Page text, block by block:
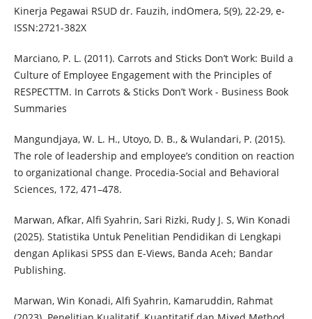
Kinerja Pegawai RSUD dr. Fauzih, indOmera, 5(9), 22-29, e-
ISSN:2721-382X
Marciano, P. L. (2011). Carrots and Sticks Don’t Work: Build a
Culture of Employee Engagement with the Principles of
RESPECTTM. In Carrots & Sticks Don’t Work - Business Book
Summaries
Mangundjaya, W. L. H., Utoyo, D. B., & Wulandari, P. (2015).
The role of leadership and employee’s condition on reaction
to organizational change. Procedia-Social and Behavioral
Sciences, 172, 471–478.
Marwan, Afkar, Alfi Syahrin, Sari Rizki, Rudy J. S, Win Konadi
(2025). Statistika Untuk Penelitian Pendidikan di Lengkapi
dengan Aplikasi SPSS dan E-Views, Banda Aceh; Bandar
Publishing.
Marwan, Win Konadi, Alfi Syahrin, Kamaruddin, Rahmat